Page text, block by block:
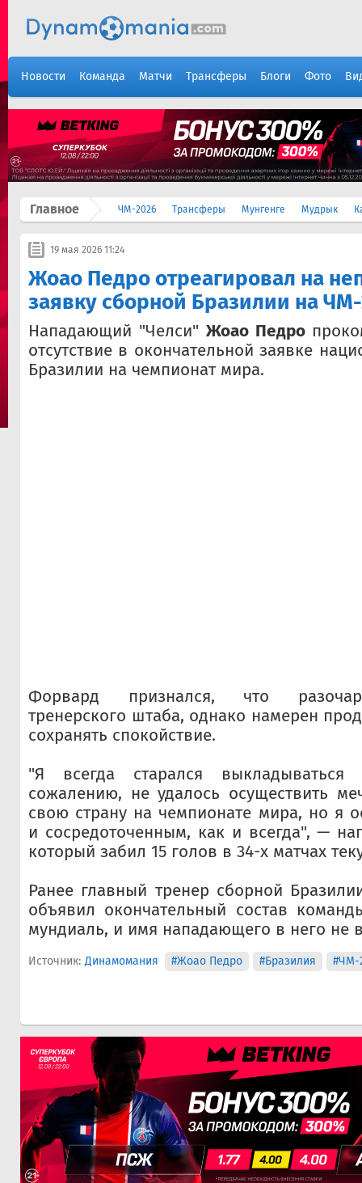
Новости Команда Матчи Трансферы Блоги Фото
Главное ЧМ-2026 Трансферы Мунгенге Мудрык
19 мая 2026 11:24
Жоао Педро отреагировал на
заявку сборной Бразилии на
Нападающий "Челси" Жоао Педро
отсутствие в окончательной заявке
Бразилии на чемпионат мира.
Форвард признался, что
тренерского штаба, однако намерен
сохранять спокойствие.
"Я всегда старался
сожалению, не удалось осуществить
свою страну на чемпионате мира, но я
и сосредоточенным, как и всегда", —
который забил 15 голов в 34-х матчах
Ранее главный тренер сборной
объявил окончательный состав
мундиаль, и имя нападающего в него не
Источник: Динамомания #Жоао Педро #Бразилия #ЧМ-